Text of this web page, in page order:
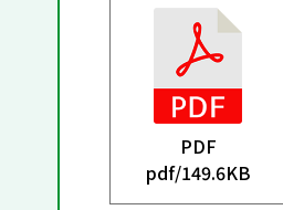
PDF
pdf/149.6KB